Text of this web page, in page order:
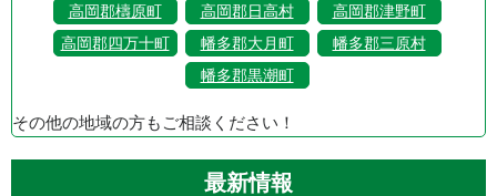
高岡郡檮原町
高岡郡日高村
高岡郡津野町
高岡郡四万十町
幡多郡大月町
幡多郡三原村
幡多郡黒潮町
その他の地域の方もご相談ください！
最新情報